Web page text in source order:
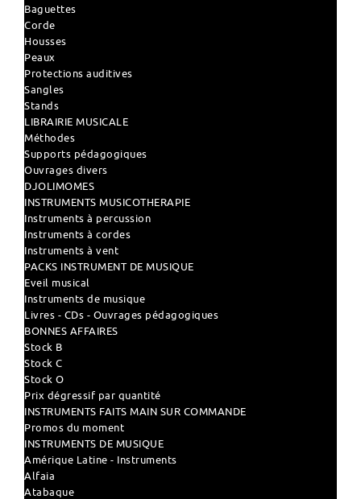
Baguettes
Corde
Housses
Peaux
Protections auditives
Sangles
Stands
LIBRAIRIE MUSICALE
Méthodes
Supports pédagogiques
Ouvrages divers
DJOLIMOMES
INSTRUMENTS MUSICOTHERAPIE
Instruments à percussion
Instruments à cordes
Instruments à vent
PACKS INSTRUMENT DE MUSIQUE
Eveil musical
Instruments de musique
Livres - CDs - Ouvrages pédagogiques
BONNES AFFAIRES
Stock B
Stock C
Stock O
Prix dégressif par quantité
INSTRUMENTS FAITS MAIN SUR COMMANDE
Promos du moment
INSTRUMENTS DE MUSIQUE
Amérique Latine - Instruments
Alfaia
Atabaque